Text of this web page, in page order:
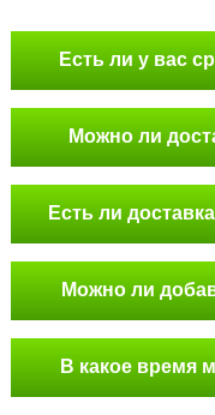
Есть ли у вас
Можно ли
Есть ли
Можно ли
В какое время